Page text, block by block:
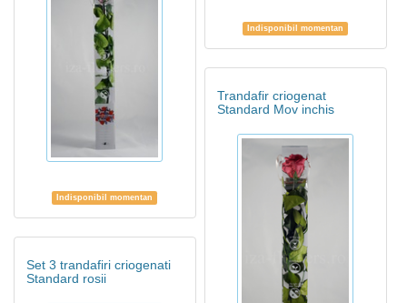
Indisponibil momentan
Indisponibil momentan
Trandafir criogenat
Standard Mov inchis
Set 3 trandafiri criogenati
Standard rosii